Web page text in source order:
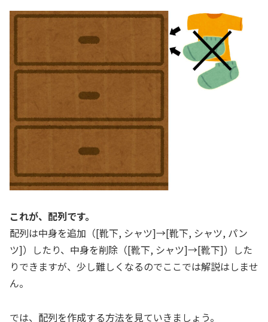
これが、配列です。
配列は中身を追加（[靴下, シャツ]→[靴下, シャツ, パン
ツ]）したり、中身を削除（[靴下, シャツ]→[靴下]）した
りできますが、少し難しくなるのでここでは解説はしませ
ん。
では、配列を作成する方法を見ていきましょう。